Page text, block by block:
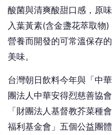
酸菌與清爽酸甜口感，原
入葉黃素(含金盞花萃取物
營養而開發的可常溫保存
美味。
台灣朝日飲料今年與「中
團法人中華安得烈慈善協
「財團法人基督教芥菜種
福利基金會」五個公益團